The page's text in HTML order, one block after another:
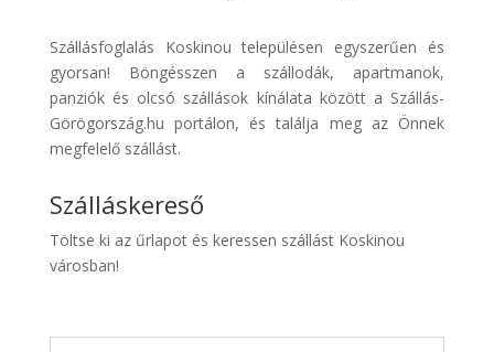
Discover
Cars
Transzfer
Kiwi
Taxi
Szállásfoglalás Koskinou településen egyszerűen és
gyorsan! Böngésszen a szállodák, apartmanok,
panziók és olcsó szállások kínálata között a Szállás-
Görögország.hu portálon, és találja meg az Önnek
megfelelő szállást.
Szálláskereső
Töltse ki az űrlapot és keressen szállást Koskinou
városban!